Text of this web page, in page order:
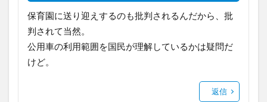
保育園に送り迎えするのも批判されるんだから、批
判されて当然。
公用車の利用範囲を国民が理解しているかは疑問だ
けど。
返信